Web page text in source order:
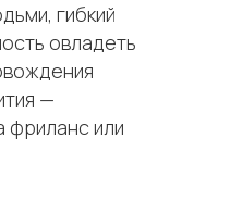
гибкий
овладеть
—
фриланс или